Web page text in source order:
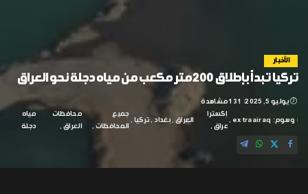
الأخبار
تركيا تبدأ بإطلاق 200 متر مكعب من مياه دجلة نحو العراق
يوليو 5, 2025 131 مشاهدة
وسوم: extraairaq
إكسترا
عراق
العراق بغداد تركيا
جميع
المحافظات
محافظات
العراق
مياه
دجلة